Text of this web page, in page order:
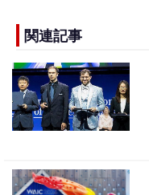
e
b
o
o
k
関連記事